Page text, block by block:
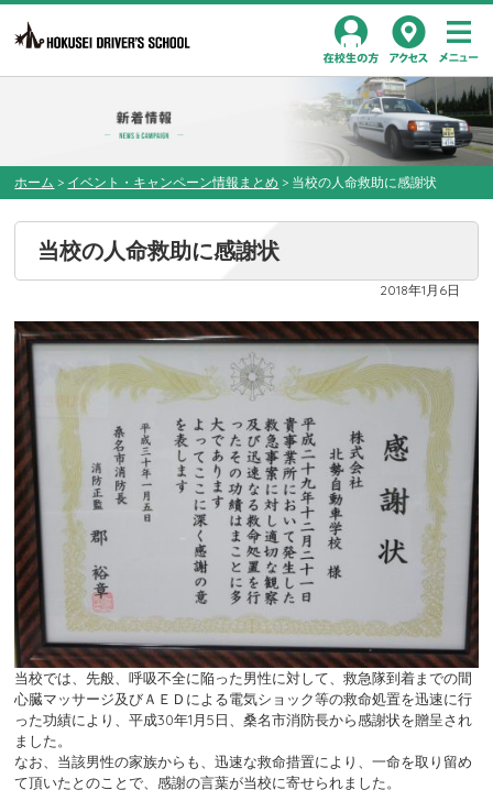
在校生の方アクセス
ホーム > イベント・キャンペーン情報まとめ > 当校の人命救助に感謝状
当校の人命救助に感謝状
2018年1月6日
当校では、先般、呼吸不全に陥った男性に対して、救急隊到着までの間
心臓マッサージ及びＡＥＤによる電気ショック等の救命処置を迅速に行
った功績により、平成30年1月5日、桑名市消防長から感謝状を贈呈され
ました。
なお、当該男性の家族からも、迅速な救命措置により、一命を取り留め
て頂いたとのことで、感謝の言葉が当校に寄せられました。